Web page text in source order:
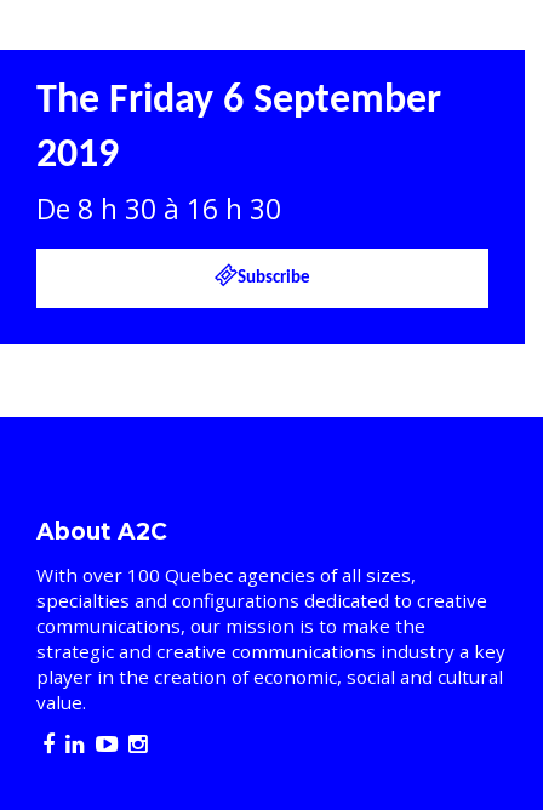
The Friday 6 September
2019
De 8 h 30 à 16 h 30
Subscribe
About A2C
With over 100 Quebec agencies of all sizes,
specialties and configurations dedicated to creative
communications, our mission is to make the
strategic and creative communications industry a key
player in the creation of economic, social and cultural
value.